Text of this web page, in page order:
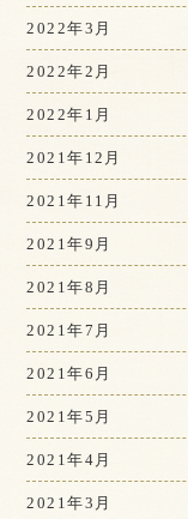
2022年3月
2022年2月
2022年1月
2021年12月
2021年11月
2021年9月
2021年8月
2021年7月
2021年6月
2021年5月
2021年4月
2021年3月